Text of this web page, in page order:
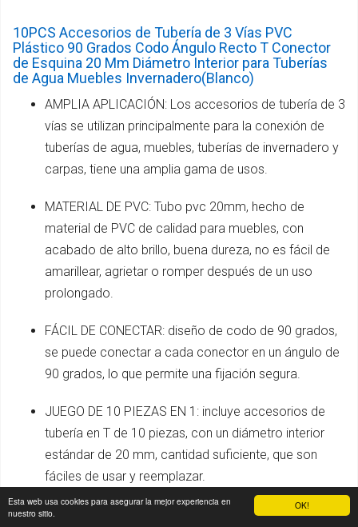
OK!
Esta web usa cookies para asegurar la mejor experiencia en
nuestro sitio.
10PCS Accesorios de Tubería de 3 Vías PVC
Plástico 90 Grados Codo Ángulo Recto T Conector
de Esquina 20 Mm Diámetro Interior para Tuberías
de Agua Muebles Invernadero(Blanco)
AMPLIA APLICACIÓN: Los accesorios de tubería de 3
vías se utilizan principalmente para la conexión de
tuberías de agua, muebles, tuberías de invernadero y
carpas, tiene una amplia gama de usos.
MATERIAL DE PVC: Tubo pvc 20mm, hecho de
material de PVC de calidad para muebles, con
acabado de alto brillo, buena dureza, no es fácil de
amarillear, agrietar o romper después de un uso
prolongado.
FÁCIL DE CONECTAR: diseño de codo de 90 grados,
se puede conectar a cada conector en un ángulo de
90 grados, lo que permite una fijación segura.
JUEGO DE 10 PIEZAS EN 1: incluye accesorios de
tubería en T de 10 piezas, con un diámetro interior
estándar de 20 mm, cantidad suficiente, que son
fáciles de usar y reemplazar.
ESCENAS APLICABLES: Para la construcción de